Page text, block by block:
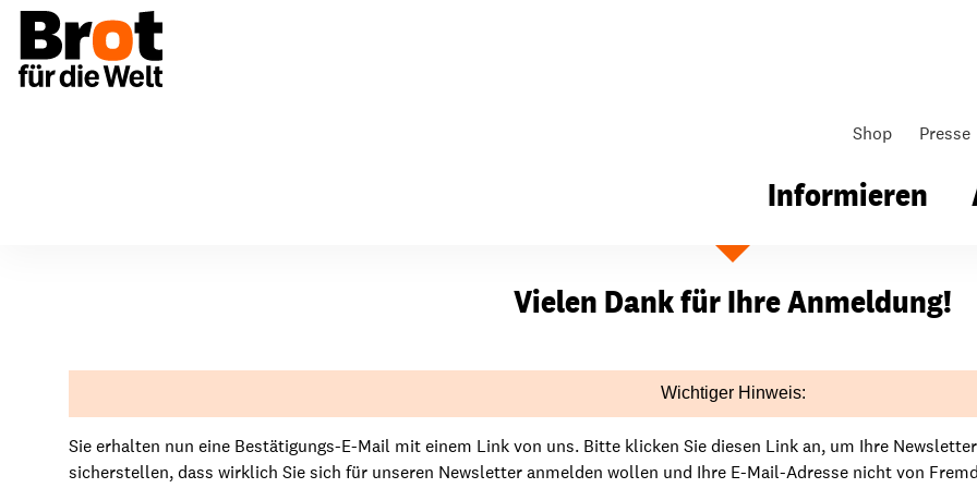
Shop Presse
Informieren
Vorstand & Gremien
Netzwerke
Unsere Arbeit
Wo wir arbeiten
Wie wir arbeiten
Über unsere politische Arbeit
Regelmäßig spenden
Anlässe & Spendenaktionen
Bildungsarbeit
Aktionen für Schule & Jugend
Material für Schule & Jugend
Fortbildungen & Seminare
Gemeindearbeit
Gemeindematerial
Fürbitten
Vielen Dank für Ihre Anmeldung!
Wichtiger Hinweis:
Sie erhalten nun eine Bestätigungs-E-Mail mit einem Link von uns. Bitte klicken Sie diesen Link an, um Ihre
sicherstellen, dass wirklich Sie sich für unseren Newsletter anmelden wollen und Ihre E-Mail-Adresse nicht von